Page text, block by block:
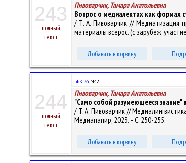
243
полный
текст
Пивоварчик, Тамара Анатольевна
Вопрос о медиалектах как формах
/ Т. А. Пивоварчик // Медиатизация
материалы всерос. (с зарубеж.
Добавить в корзину
244
полный
текст
ББК 76.М42
Пивоварчик, Тамара Анатольевна
"Само собой разумеющееся знание"
/ Т. А. Пивоварчик //
Медиапапир, 2023. – С. 250-255.
Добавить в корзину